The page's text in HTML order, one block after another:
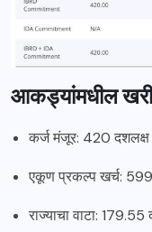
आकड्यांमधील
कर्ज मंजूर: 420 दशलक्ष
एकूण प्रकल्प खर्च:
राज्याचा वाटा: 179.55